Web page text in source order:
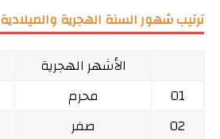
ترتيب شهور السنة الهجرية والميلادية
الأشهر الهجرية
01
محرم
02
صفر